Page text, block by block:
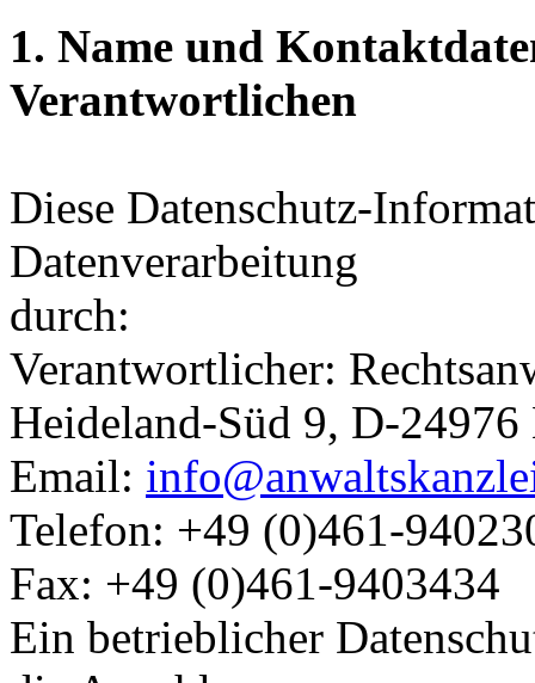
1. Name und
Verantwortlichen
Diese Datenschutz-
Datenverarbeitung
durch:
Verantwortlicher:
Heideland-Süd 9, D-
Email:
Telefon: +49 (0)461-
Fax: +49 (0)461-9403434
Ein betrieblicher